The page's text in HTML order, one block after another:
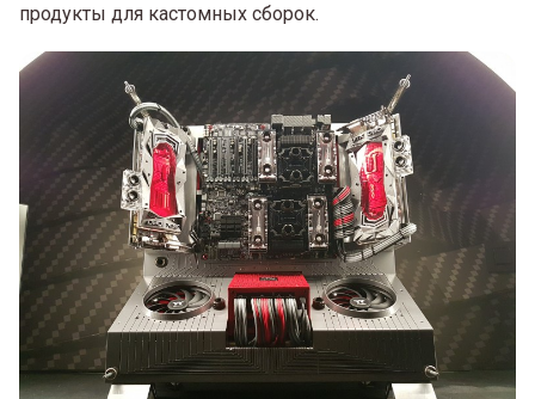
продукты для кастомных сборок.